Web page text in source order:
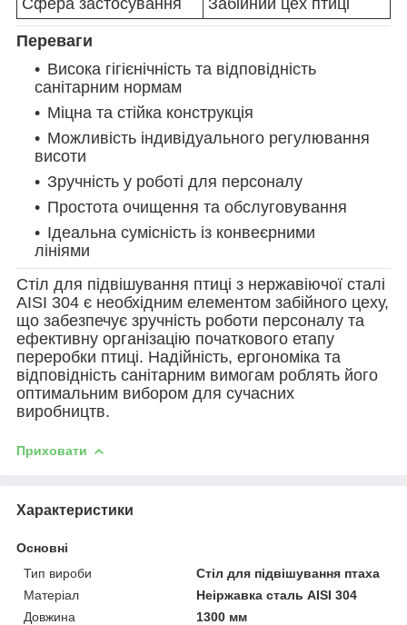
Сфера застосування Забійний цех птиці
Переваги
Висока гігієнічність та відповідність
санітарним нормам
Міцна та стійка конструкція
Можливість індивідуального регулювання
висоти
Зручність у роботі для персоналу
Простота очищення та обслуговування
Ідеальна сумісність із конвеєрними
лініями
Стіл для підвішування птиці з нержавіючої сталі
AISI 304 є необхідним елементом забійного цеху,
що забезпечує зручність роботи персоналу та
ефективну організацію початкового етапу
переробки птиці. Надійність, ергономіка та
відповідність санітарним вимогам роблять його
оптимальним вибором для сучасних
виробництв.
Приховати
Характеристики
Основні
Тип вироби
Стіл для підвішування птаха
Матеріал
Неіржавка сталь AISI 304
Довжина
1300 мм